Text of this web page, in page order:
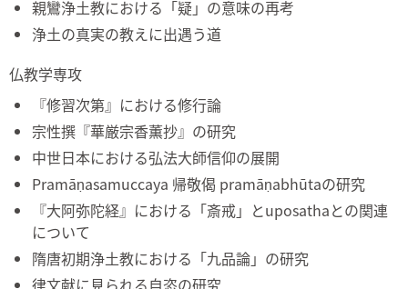
親鸞浄土教における「疑」の意味の再考
浄土の真実の教えに出遇う道
仏教学専攻
『修習次第』における修行論
宗性撰『華厳宗香薫抄』の研究
中世日本における弘法大師信仰の展開
Pramāṇasamuccaya 帰敬偈 pramāṇabhūtaの研究
『大阿弥陀経』における「斎戒」とuposathaとの関連
について
隋唐初期浄土教における「九品論」の研究
律文献に見られる自恣の研究